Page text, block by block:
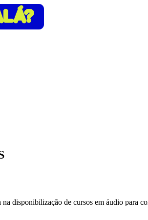
na disponibilização de cursos em áudio